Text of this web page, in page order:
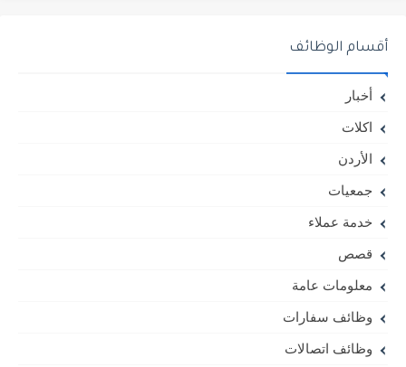
أقسام الوظائف
أخبار
اكلات
الأردن
جمعيات
خدمة عملاء
قصص
معلومات عامة
وظائف سفارات
وظائف اتصالات